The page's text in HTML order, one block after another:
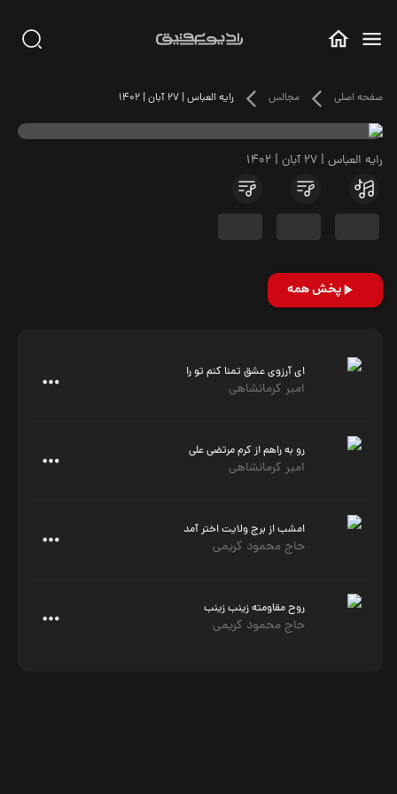
صفحه اصلی مجالس رایه العباس | 27 آبان | 1402
رایه العباس | 27 آبان | 1402
پخش همه
ای آرزوی عشق تمنا کنم تو را
امیر کرمانشاهی
رو به راهم از کرم مرتضی علی
امیر کرمانشاهی
امشب از برج ولایت اختر آمد
حاج محمود کریمی
روح مقاومته زینب زینب
حاج محمود کریمی